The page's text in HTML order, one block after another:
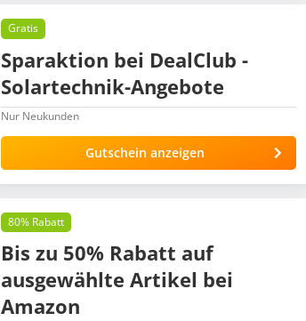
Gratis
Sparaktion bei DealClub -
Solartechnik-Angebote
Nur Neukunden
Gutschein anzeigen
80% Rabatt
Bis zu 50% Rabatt auf
ausgewählte Artikel bei
Amazon